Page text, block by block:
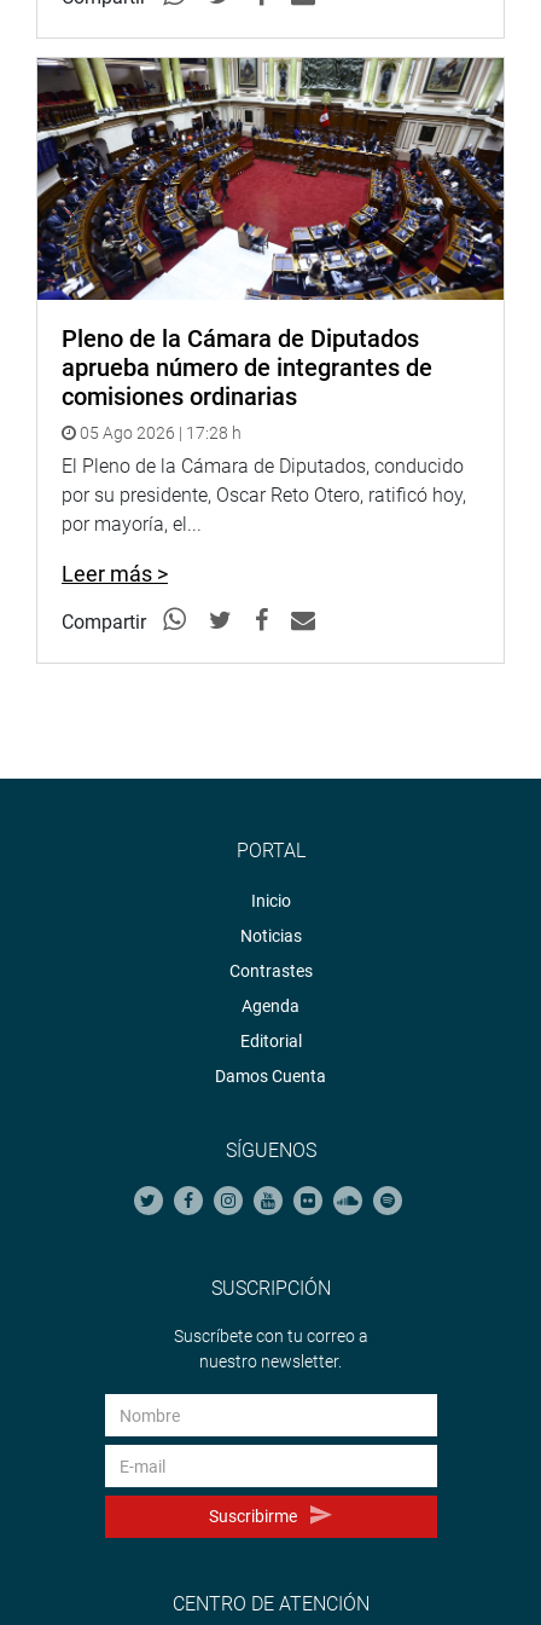
Javier, nadaron 55 kilómetros durante once horas a partir
del 19 de setiembre del años pasado, para cruzar el
Canal de la Mancha, desde Dover en Inglaterra hasta
Cabo Gris-Nez, en Francia, logrando a cumplir su objetivo.
Más adelante, el 8 de diciembre del mismo año, hicieron
lo propio cruzando el Lago Titicaca, es decir nadando
más de cien kilómetros durante 33 horas.
En la actualidad el galeno es director-fundador de la
Clínica de Fertilidad Asistida y Ginecología, Concebir.
(MED)
PRENSA CONGRESO
Pleno de la Cámara de Diputados
aprueba número de integrantes de
comisiones ordinarias
05 Ago 2026 | 17:28 h
El Pleno de la Cámara de Diputados, conducido
por su presidente, Oscar Reto Otero, ratificó hoy,
por mayoría, el...
Leer más >
Compartir
PORTAL
Inicio
Noticias
Contrastes
Agenda
Editorial
Damos Cuenta
SÍGUENOS
SUSCRIPCIÓN
Suscríbete con tu correo a
nuestro newsletter.
Suscribirme
CENTRO DE ATENCIÓN